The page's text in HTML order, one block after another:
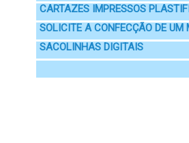
CARTAZES IMPRESSOS
SOLICITE A CONFECÇÃO DE UM
SACOLINHAS DIGITAIS